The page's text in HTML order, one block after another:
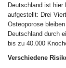
Deutschland ist
aufgestellt: Drei
Osteoporose
Deutschland durch
bis zu 40.000
Verschiedene